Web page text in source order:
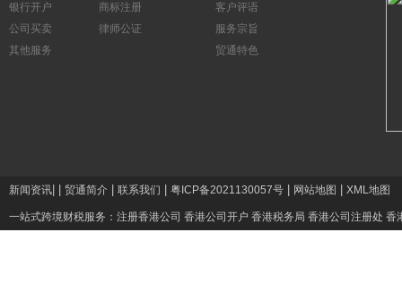
银行开户
商标注册
公司买卖
律师公证
其他服务
客户评语
服务宗旨
贸通特色
新闻资讯 贸通简介 联系我们 粤ICP备2021130057号 网站地图 XML地图
一站式跨境财税服务： 注册香港公司 香港公司开户 香港税务局 香港公司注册处 香